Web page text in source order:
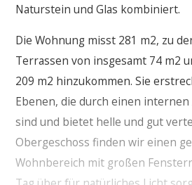
Naturstein und Glas kombiniert.
Die Wohnung misst 281 m2, zu
Terrassen von insgesamt 74 m2
209 m2 hinzukommen. Sie
Ebenen, die durch einen
sind und bietet helle und gut
Obergeschoss finden wir einen
Wohnbereich mit großen